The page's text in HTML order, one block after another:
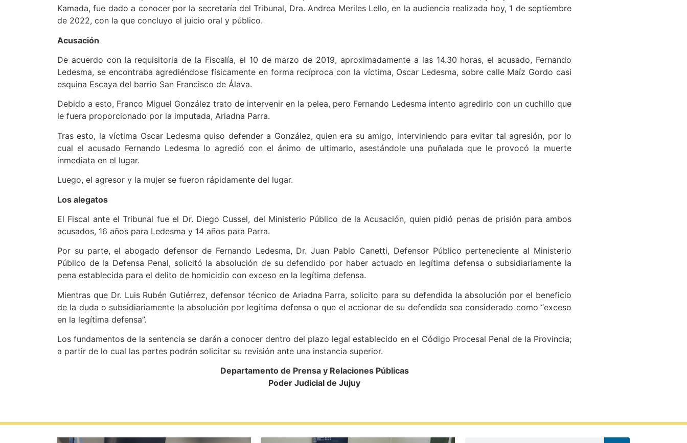
Kamada, fue dado a conocer por la secretaría del Tribunal, Dra. Andrea Meriles Lello, en la audiencia realizada hoy, 1 de septiembre
de 2022, con la que concluyo el juicio oral y público.
Acusación
De acuerdo con la requisitoria de la Fiscalía, el 10 de marzo de 2019, aproximadamente a las 14.30 horas, el acusado, Fernando
Ledesma, se encontraba agrediéndose físicamente en forma recíproca con la víctima, Oscar Ledesma, sobre calle Maíz Gordo casi
esquina Escaya del barrio San Francisco de Álava.
Debido a esto, Franco Miguel González trato de intervenir en la pelea, pero Fernando Ledesma intento agredirlo con un cuchillo que
le fuera proporcionado por la imputada, Ariadna Parra.
Tras esto, la víctima Oscar Ledesma quiso defender a González, quien era su amigo, interviniendo para evitar tal agresión, por lo
cual el acusado Fernando Ledesma lo agredió con el ánimo de ultimarlo, asestándole una puñalada que le provocó la muerte
inmediata en el lugar.
Luego, el agresor y la mujer se fueron rápidamente del lugar.
Los alegatos
El Fiscal ante el Tribunal fue el Dr. Diego Cussel, del Ministerio Público de la Acusación, quien pidió penas de prisión para ambos
acusados, 16 años para Ledesma y 14 años para Parra.
Por su parte, el abogado defensor de Fernando Ledesma, Dr. Juan Pablo Canetti, Defensor Público perteneciente al Ministerio
Público de la Defensa Penal, solicitó la absolución de su defendido por haber actuado en legítima defensa o subsidiariamente la
pena establecida para el delito de homicidio con exceso en la legítima defensa.
Mientras que Dr. Luis Rubén Gutiérrez, defensor técnico de Ariadna Parra, solicito para su defendida la absolución por el beneficio
de la duda o subsidiariamente la absolución por legitima defensa o que el accionar de su defendida sea considerado como “exceso
en la legítima defensa”.
Los fundamentos de la sentencia se darán a conocer dentro del plazo legal establecido en el Código Procesal Penal de la Provincia;
a partir de lo cual las partes podrán solicitar su revisión ante una instancia superior.
Departamento de Prensa y Relaciones Públicas
Poder Judicial de Jujuy